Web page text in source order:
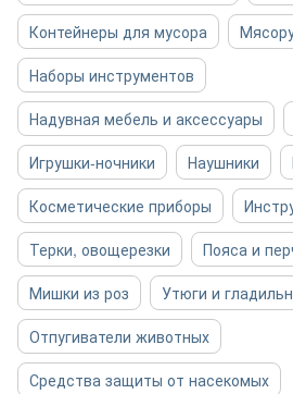
Контейнеры для мусора
Наборы инструментов
Надувная мебель и аксессуары
Игрушки-ночники
Наушники
Косметические приборы
Терки, овощерезки
Пояса и
Мишки из роз
Утюги и
Отпугиватели животных
Средства защиты от насекомых